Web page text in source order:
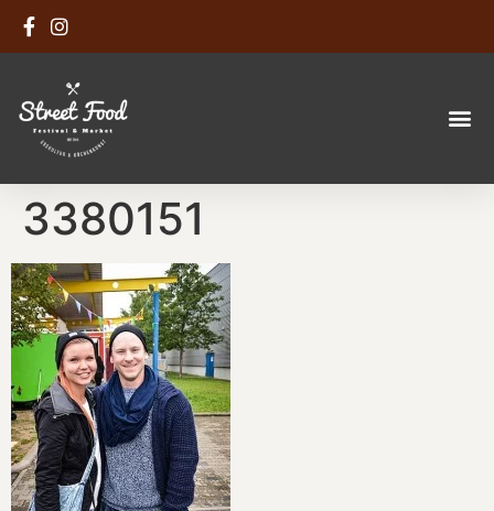
3380151